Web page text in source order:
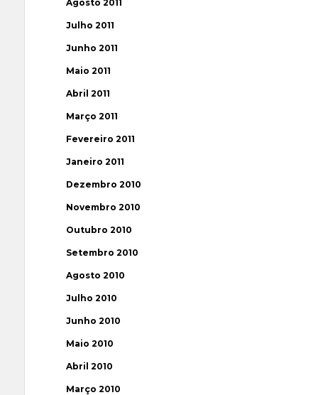
Agosto 2011
Julho 2011
Junho 2011
Maio 2011
Abril 2011
Março 2011
Fevereiro 2011
Janeiro 2011
Dezembro 2010
Novembro 2010
Outubro 2010
Setembro 2010
Agosto 2010
Julho 2010
Junho 2010
Maio 2010
Abril 2010
Março 2010